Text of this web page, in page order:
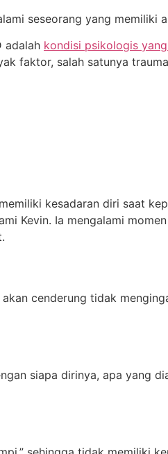
seseorang yang memiliki
adalah kondisi psikologis
faktor, salah satunya
kesadaran diri saat
Kevin. Ia mengalami
cenderung tidak
siapa dirinya, apa yang